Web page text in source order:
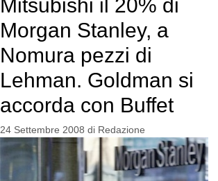
Mitsubishi il 20% di
Morgan Stanley, a
Nomura pezzi di
Lehman. Goldman si
accorda con Buffet
24 Settembre 2008 di Redazione